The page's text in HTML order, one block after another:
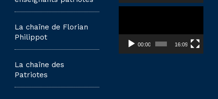
La chaîne de Florian
Philippot
La chaîne des
Patriotes
00:00 16:09